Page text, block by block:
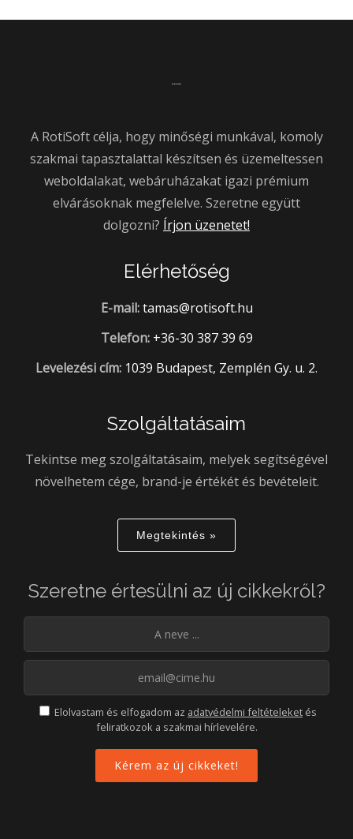
A RotiSoft célja, hogy minőségi munkával, komoly
szakmai tapasztalattal készítsen és üzemeltessen
weboldalakat, webáruházakat igazi prémium
elvárásoknak megfelelve. Szeretne együtt
dolgozni? Írjon üzenetet!
Elérhetőség
E-mail: tamas@rotisoft.hu
Telefon: +36-30 387 39 69
Levelezési cím: 1039 Budapest, Zemplén Gy. u. 2.
Szolgáltatásaim
Tekintse meg szolgáltatásaim, melyek segítségével
növelhetem cége, brand-je értékét és bevételeit.
Megtekintés »
Szeretne értesülni az új cikkekről?
Elolvastam és elfogadom az adatvédelmi feltételeket és
feliratkozok a szakmai hírlevelére.